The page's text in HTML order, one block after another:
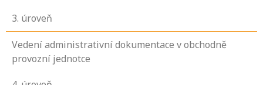
3. úroveň
Vedení administrativní dokumentace v obchodně
provozní jednotce